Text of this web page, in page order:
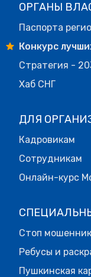
ОРГАНЫ
Паспорта
Конкурс
Стратегия -
Хаб СНГ
ДЛЯ
Кадровикам
Сотрудникам
Онлайн-курс
Стоп
Ребусы и
Пушкинская